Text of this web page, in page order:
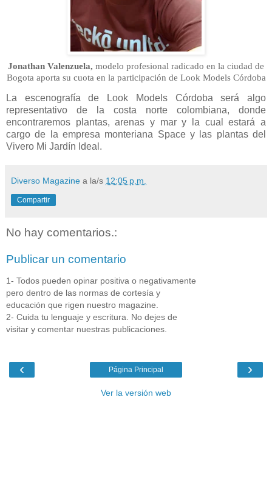
Jonathan Valenzuela, modelo profesional radicado en la ciudad de
Bogota aporta su cuota en la participación de Look Models Córdoba
La escenografía de Look Models Córdoba será algo
representativo de la costa norte colombiana, donde
encontraremos plantas, arenas y mar y la cual estará a
cargo de la empresa monteriana Space y las plantas del
Vivero Mi Jardín Ideal.
Diverso Magazine a la/s 12:05 p.m.
Compartir
No hay comentarios.:
Publicar un comentario
1- Todos pueden opinar positiva o negativamente
pero dentro de las normas de cortesía y
educación que rigen nuestro magazine.
2- Cuida tu lenguaje y escritura. No dejes de
visitar y comentar nuestras publicaciones.
‹ ›
Página Principal
Ver la versión web